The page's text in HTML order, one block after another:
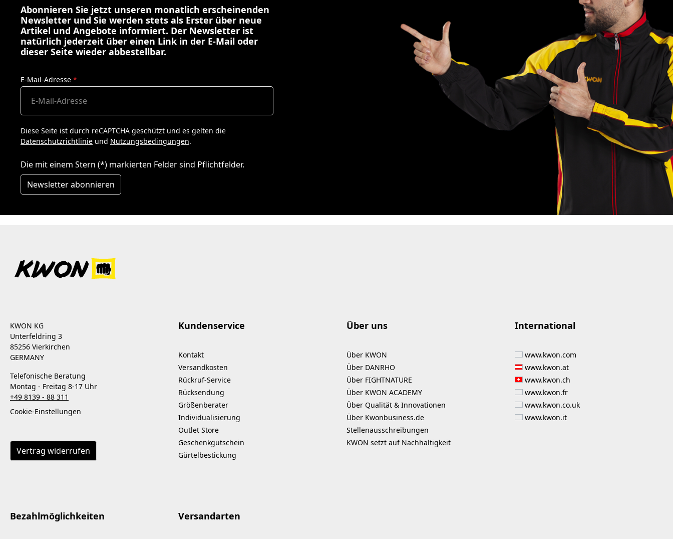
Abonnieren Sie jetzt unseren monatlich erscheinenden
Newsletter und Sie werden stets als Erster über neue
Artikel und Angebote informiert. Der Newsletter ist
natürlich jederzeit über einen Link in der E-Mail oder
dieser Seite wieder abbestellbar.
E-Mail-Adresse *
Diese Seite ist durch reCAPTCHA geschützt und es gelten die
Datenschutzrichtlinie und Nutzungsbedingungen.
Die mit einem Stern (*) markierten Felder sind Pflichtfelder.
Newsletter abonnieren
KWON KG
Unterfeldring 3
85256 Vierkirchen
GERMANY
Telefonische Beratung
Montag - Freitag 8-17 Uhr
+49 8139 - 88 311
Cookie-Einstellungen
Vertrag widerrufen
Kundenservice
Kontakt
Versandkosten
Rückruf-Service
Rücksendung
Größenberater
Individualisierung
Outlet Store
Geschenkgutschein
Gürtelbestickung
Über uns
Über KWON
Über DANRHO
Über FIGHTNATURE
Über KWON ACADEMY
Über Qualität & Innovationen
Über Kwonbusiness.de
Stellenausschreibungen
KWON setzt auf Nachhaltigkeit
International
www.kwon.com
www.kwon.at
www.kwon.ch
www.kwon.fr
www.kwon.co.uk
www.kwon.it
Bezahlmöglichkeiten Versandarten